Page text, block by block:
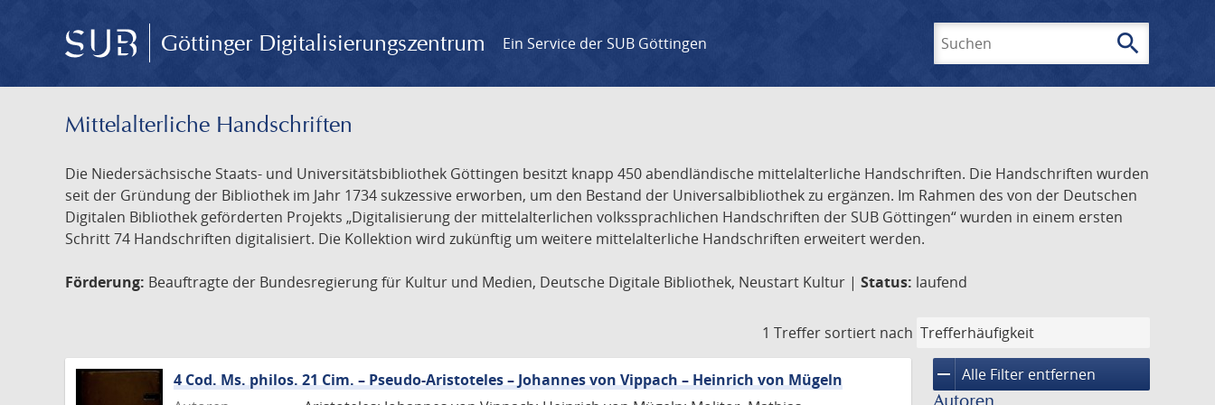
Göttinger Digitalisierungszentrum Ein Service der SUB Göttingen search
Mittelalterliche Handschriften
Die Niedersächsische Staats- und Universitätsbibliothek Göttingen besitzt knapp 450 abendländische mittelalterliche Handschriften. Die Handschriften wurden
seit der Gründung der Bibliothek im Jahr 1734 sukzessive erworben, um den Bestand der Universalbibliothek zu ergänzen. Im Rahmen des von der Deutschen
Digitalen Bibliothek geförderten Projekts „Digitalisierung der mittelalterlichen volkssprachlichen Handschriften der SUB Göttingen“ wurden in einem ersten
Schritt 74 Handschriften digitalisiert. Die Kollektion wird zukünftig um weitere mittelalterliche Handschriften erweitert werden.
Förderung: Beauftragte der Bundesregierung für Kultur und Medien, Deutsche Digitale Bibliothek, Neustart Kultur | Status: laufend
1 Treffer sortiert nach
remove Alle Filter entfernen
4 Cod. Ms. philos. 21 Cim. – Pseudo-Aristoteles – Johannes von Vippach – Heinrich von Mügeln